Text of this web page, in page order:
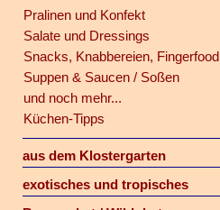
Pralinen und Konfekt
Salate und Dressings
Snacks, Knabbereien, Fingerfood
Suppen & Saucen / Soßen
und noch mehr...
Küchen-Tipps
aus dem Klostergarten
exotisches und tropisches